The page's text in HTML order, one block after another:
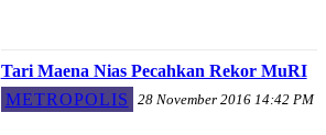
Tari Maena Nias Pecahkan Rekor MuRI
METROPOLIS
28 November 2016 14:42 PM